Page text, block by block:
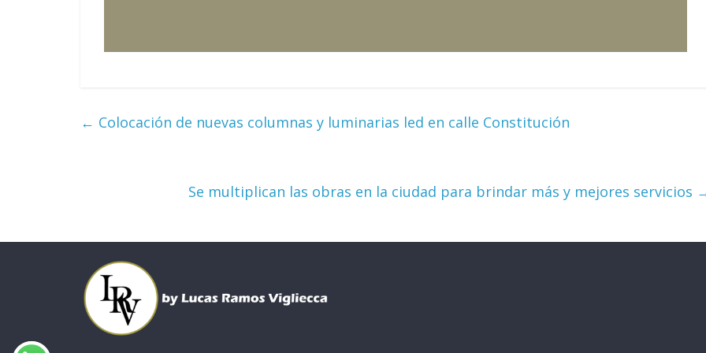
← Colocación de nuevas columnas y luminarias led en calle Constitución
Se multiplican las obras en la ciudad para brindar más y mejores servicios